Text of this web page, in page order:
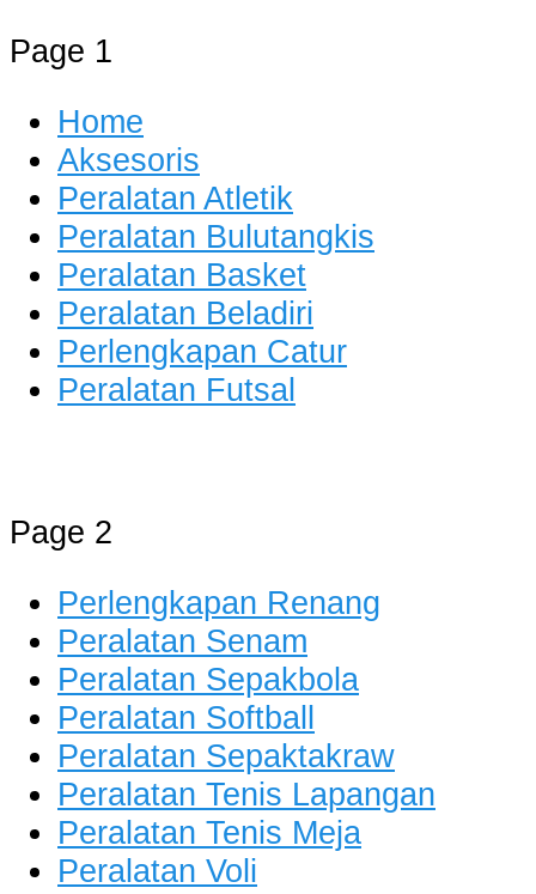
Page 1
Home
Aksesoris
Peralatan Atletik
Peralatan Bulutangkis
Peralatan Basket
Peralatan Beladiri
Perlengkapan Catur
Peralatan Futsal
Distributor Alat Olahraga
Jual Alat Olahraga Murah, Lengkap
Page 2
Perlengkapan Renang
Peralatan Senam
Peralatan Sepakbola
Peralatan Softball
Peralatan Sepaktakraw
Peralatan Tenis Lapangan
Peralatan Tenis Meja
Peralatan Voli